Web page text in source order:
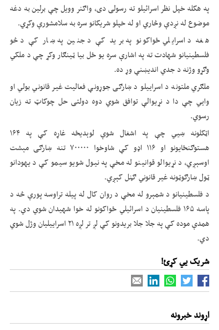
په هکله خپل نظر اسرائیلو ته رسولی دی، واګنر وویل چې برلین به دغه
موضوع له نږدې وڅاري او له خپلو شریکانو سره به سلامشورې وکړي.
هغه د اسرایلي ځواکونو په برید کې د جنین په ښار کې د څو
فلسطینیانو شهادت ته په اشارې سره یو ځل بیا ټینګار وکړ چې د ملکي
وګړو وژنه د جدي اندیښنې وړ ده.
ملګري ملتونه د اسراييلو د ښارګی جوړونې فعاليت غير قانوني بولي او
وايي چې دا د نړیوالې توافق شوي دوه دولتی حل چوکاټ ته زیان
رسوي.
اټکلونه ښيي چې په اشغال شوې لوېدیځه غاړه کې په ۱۶۴
هستوګنځایونو او ۱۱۶ اډو کې شاوخوا ۷۰۰۰۰۰ تنه ښارګی مېشت
اوسېږي، د نړیوالو قوانینو له مخې په نیول شویو سیمو کې د یهودانو
ټول ښارګوټونه غیر قانوني ګڼل کېږي.
د فلسطینیانو د شمېرو له مخې د روان کال له پیله تراوسه پورې څه د
پاسه ۱۶۵ فلسطینیان د اسرائیلي ځواکونو له خوا شهیدان شوي دي. په
همدې موده کې په جلا جلا بریدونو کې لږ تر لږه ۲۱ اسراییلیان وژل شوي
دي.
شریک یي کړئ!
اړوند خبرونه